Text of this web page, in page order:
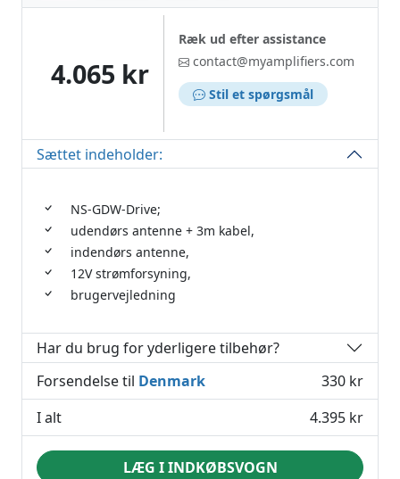
4.065 kr
Ræk ud efter assistance
contact@myamplifiers.com
Stil et spørgsmål
Sættet indeholder:
NS-GDW-Drive;
udendørs antenne + 3m kabel,
indendørs antenne,
12V strømforsyning,
brugervejledning
Har du brug for yderligere tilbehør?
Forsendelse til Denmark
330 kr
I alt
4.395 kr
LÆG I INDKØBSVOGN